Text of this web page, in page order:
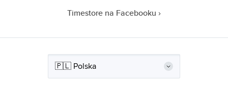
Timestore na Facebooku